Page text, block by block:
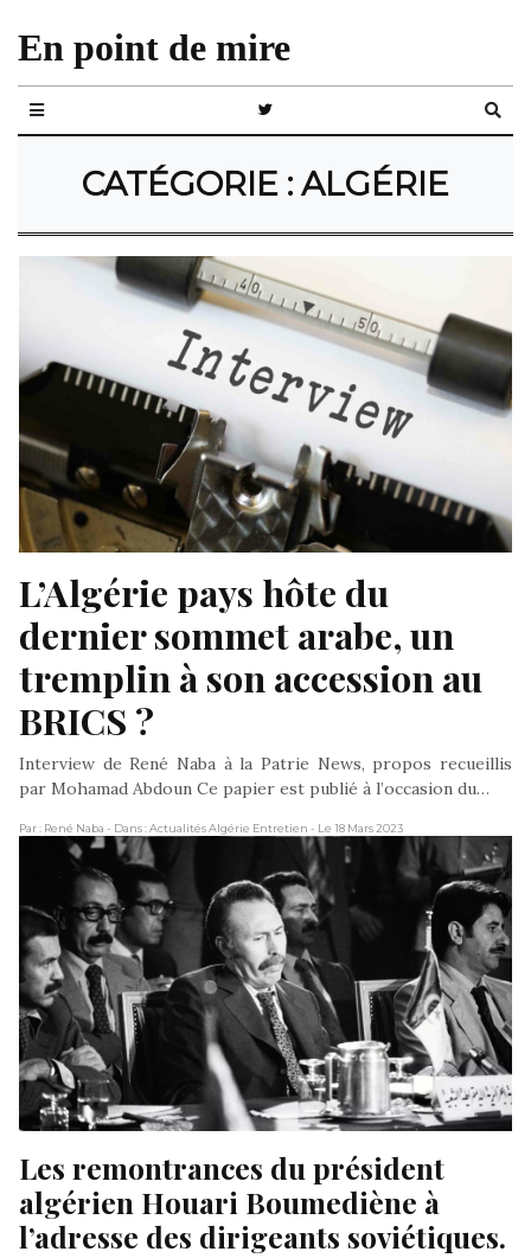
En point de mire
CATÉGORIE : ALGÉRIE
L’Algérie pays hôte du
dernier sommet arabe, un
tremplin à son accession au
BRICS ?
Interview de René Naba à la Patrie News, propos recueillis
par Mohamad Abdoun Ce papier est publié à l’occasion du…
Par : René Naba - Dans : Actualités Algérie Entretien - Le 18 Mars 2023
Les remontrances du président
algérien Houari Boumediène à
l’adresse des dirigeants soviétiques.